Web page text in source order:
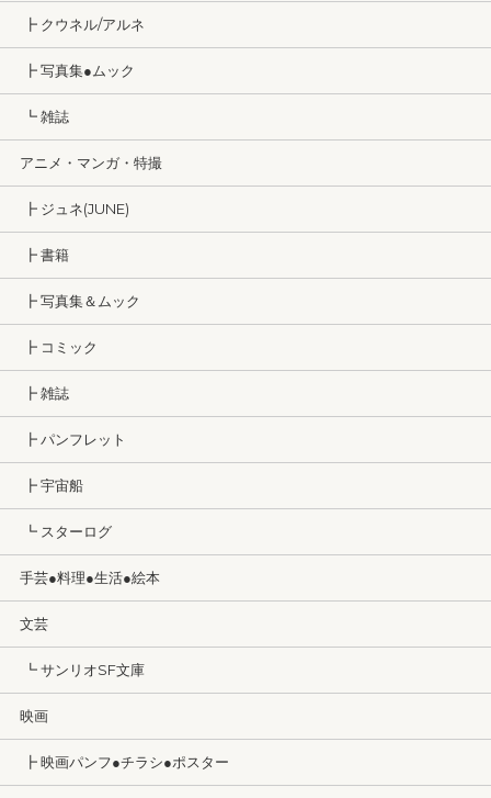
┣ クウネル/アルネ
┣ 写真集●ムック
┗ 雑誌
アニメ・マンガ・特撮
┣ ジュネ(JUNE)
┣ 書籍
┣ 写真集＆ムック
┣ コミック
┣ 雑誌
┣ パンフレット
┣ 宇宙船
┗ スターログ
手芸●料理●生活●絵本
文芸
┗ サンリオSF文庫
映画
┣ 映画パンフ●チラシ●ポスター